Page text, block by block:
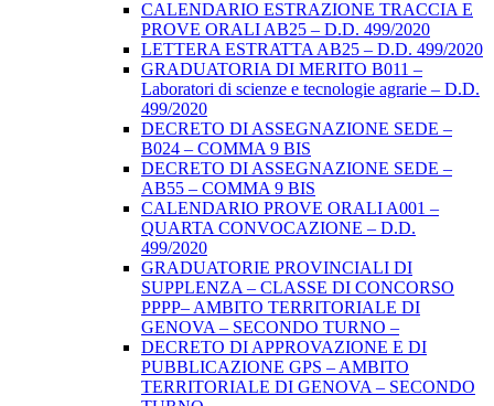
CALENDARIO ESTRAZIONE TRACCIA E
PROVE ORALI AB25 – D.D. 499/2020
LETTERA ESTRATTA AB25 – D.D. 499/2020
GRADUATORIA DI MERITO B011 –
Laboratori di scienze e tecnologie agrarie – D.D.
499/2020
DECRETO DI ASSEGNAZIONE SEDE –
B024 – COMMA 9 BIS
DECRETO DI ASSEGNAZIONE SEDE –
AB55 – COMMA 9 BIS
CALENDARIO PROVE ORALI A001 –
QUARTA CONVOCAZIONE – D.D.
499/2020
GRADUATORIE PROVINCIALI DI
SUPPLENZA – CLASSE DI CONCORSO
PPPP– AMBITO TERRITORIALE DI
GENOVA – SECONDO TURNO –
DECRETO DI APPROVAZIONE E DI
PUBBLICAZIONE GPS – AMBITO
TERRITORIALE DI GENOVA – SECONDO